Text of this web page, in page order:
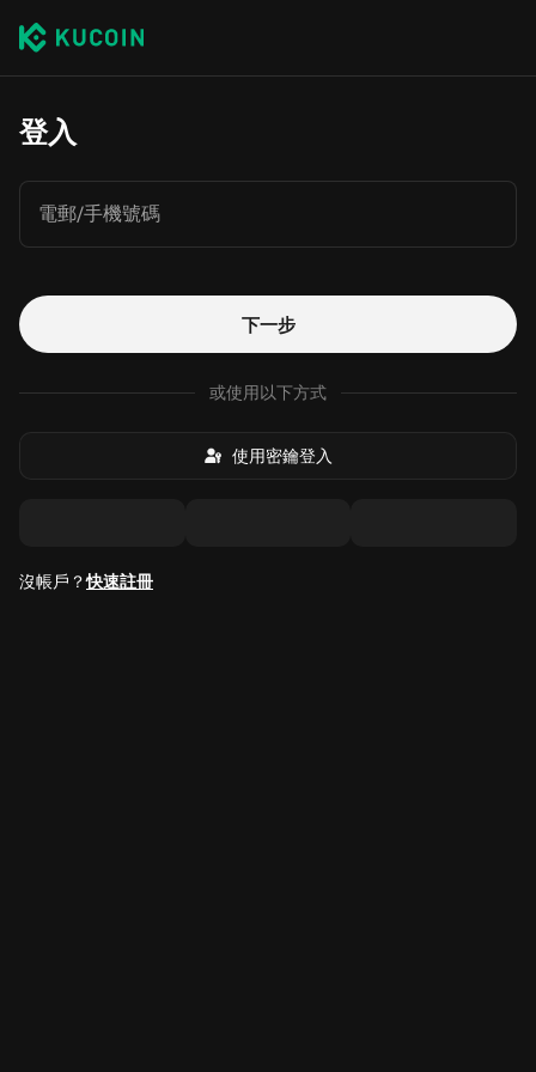
登入
電郵/手機號碼
下一步
或使用以下方式
使用密鑰登入
沒帳戶？快速註冊